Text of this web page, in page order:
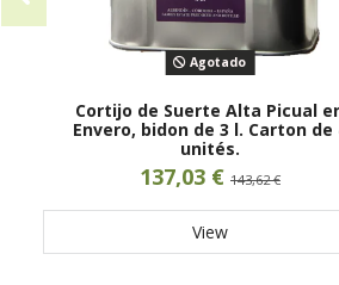
Agotado
Cortijo de Suerte Alta Picual
Envero, bidon de 3 l. Carton de
unités.
137,03 € 143,62 €
View